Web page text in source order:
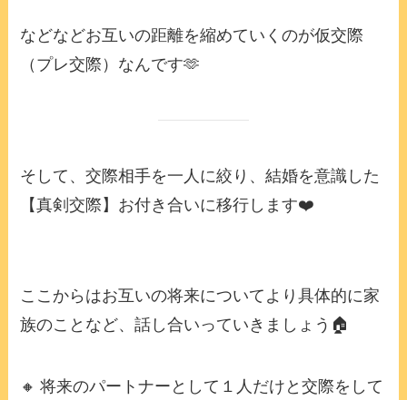
などなどお互いの距離を縮めていくのが仮交際
（プレ交際）なんです🫶
そして、交際相手を一人に絞り、結婚を意識した
【真剣交際】お付き合いに移行します❤️
ここからはお互いの将来についてより具体的に家
族のことなど、話し合いっていきましょう🏠
🔸 将来のパートナーとして１人だけと交際をして